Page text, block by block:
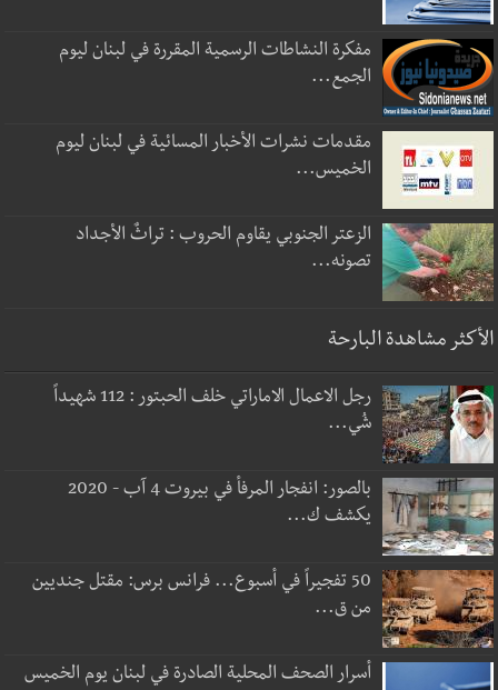
مفكرة النشاطات الرسمية المقررة في لبنان ليوم
الجمع...
مقدمات نشرات الأخبار المسائية في لبنان ليوم
الخميس...
الزعتر الجنوبي يقاوم الحروب : تراثٌ الأجداد
تصونه...
الأكثر مشاهدة البارحة
رجل الاعمال الاماراتي خلف الحبتور : 112 شهيداً
شُي...
بالصور: انفجار المرفأ في بيروت 4 آب - 2020
يكشف ك...
50 تفجيراً في أسبوع... فرانس برس: مقتل جنديين
من ق...
أسرار الصحف المحلية الصادرة في لبنان يوم الخميس